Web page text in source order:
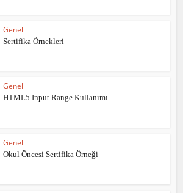
Genel
Sertifika Örnekleri
Genel
HTML5 Input Range Kullanımı
Genel
Okul Öncesi Sertifika Örneği